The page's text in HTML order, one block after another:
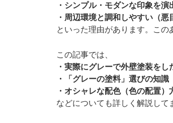
・シンプル・モダンな印象を演
・周辺環境と調和しやすい（悪
といった理由があります。この
この記事では、
・実際にグレーで外壁塗装をし
・「グレーの塗料」選びの知識
・オシャレな配色（色の配置）
などについても詳しく解説して